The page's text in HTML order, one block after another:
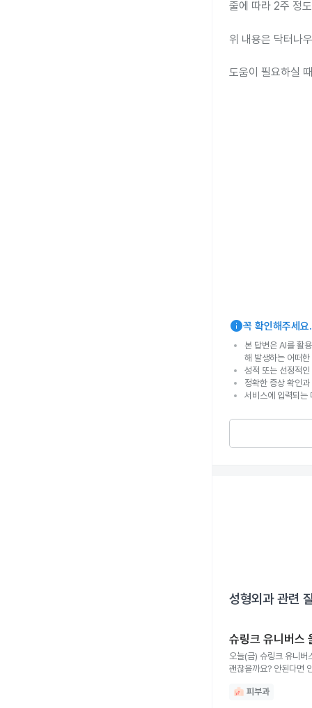
줄에 따라 2주 정
위 내용은 닥터나
도움이 필요하실
info꼭 확인해주세요.
본 답변은 AI를 활
해 발생하는 어떠
성적 또는 선정적
정확한 증상 확인
서비스에 입력되
성형외과관련
슈링크 유니버스
오늘(금) 슈링크 유니
괜찮을까요? 안된다면
피부과